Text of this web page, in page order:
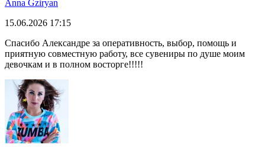
Anna Gziryan
15.06.2026 17:15
Спасибо Александре за оперативность, выбор, помощь и
приятную совместную работу, все сувениры по душе моим
девочкам и в полном восторге!!!!!